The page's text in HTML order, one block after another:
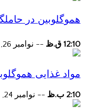
هموگلوبین در
12:10 ق.ظ -- نوامبر 26, 2023
مواد غذایی
2:10 ب.ظ -- نوامبر 24, 2023